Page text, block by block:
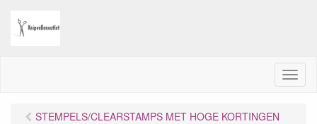
M
e
STEMPELS/CLEARSTAMPS MET HOGE KORTINGEN